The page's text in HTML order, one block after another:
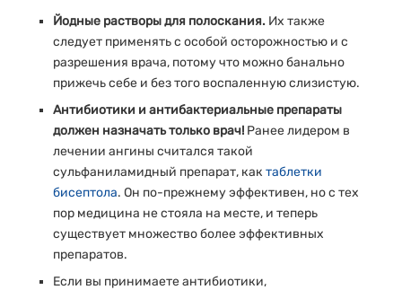
Йодные растворы для полоскания. Их также
следует применять с особой осторожностью и с
разрешения врача, потому что можно банально
прижечь себе и без того воспаленную слизистую.
Антибиотики и антибактериальные препараты
должен назначать только врач! Ранее лидером в
лечении ангины считался такой
сульфаниламидный препарат, как таблетки
бисептола. Он по-прежнему эффективен, но с тех
пор медицина не стояла на месте, и теперь
существует множество более эффективных
препаратов.
Если вы принимаете антибиотики,